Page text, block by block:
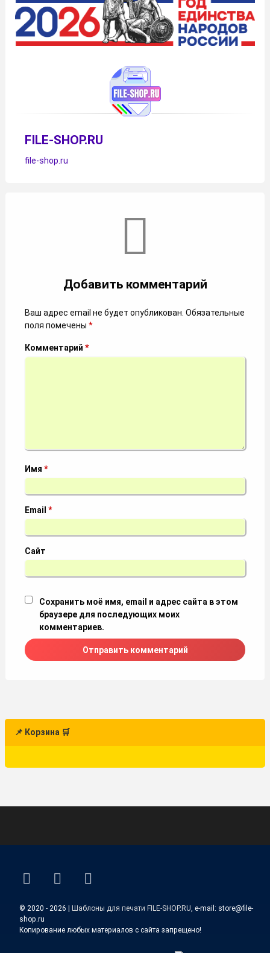
FILE-SHOP.RU
file-shop.ru
Добавить комментарий
Ваш адрес email не будет опубликован. Обязательные
поля помечены *
Комментарий *
Имя *
Email *
Сайт
Сохранить моё имя, email и адрес сайта в этом
браузере для последующих моих
комментариев.
📌 Корзина 🛒
ВКонтакте
YouTube
E-mail
© 2020 - 2026 | Шаблоны для печати FILE-SHOP.RU, e-mail: store@file-
shop.ru
Копирование любых материалов с сайта запрещено!